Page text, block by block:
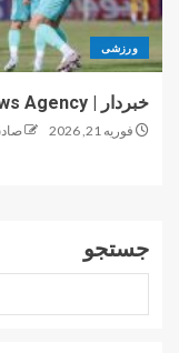
ورزشی
خبردار | Mehr News Agency – لیگ برتر فوتبال
فوریه 21, 2026
جستجو